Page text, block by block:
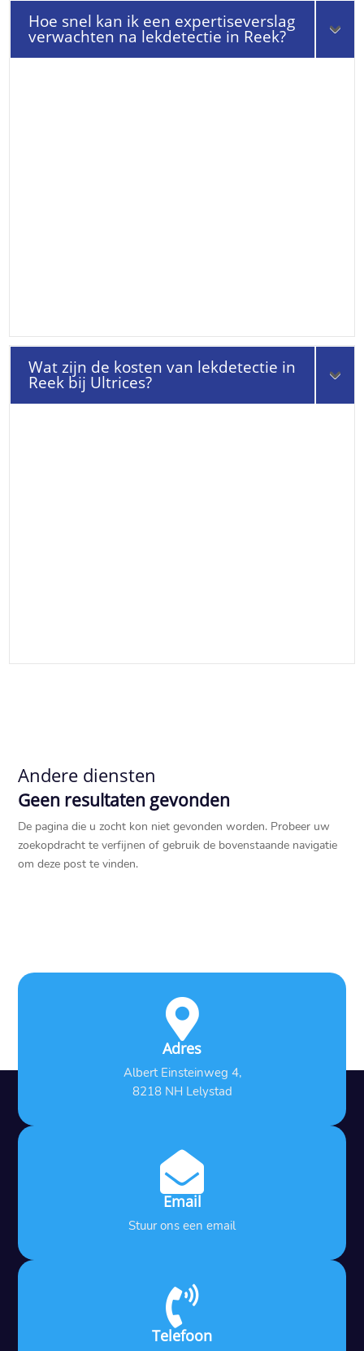
Hoe snel kan ik een expertiseverslag
verwachten na lekdetectie in Reek?
Wat zijn de kosten van lekdetectie in
Reek bij Ultrices?
Andere diensten
Geen resultaten gevonden
De pagina die u zocht kon niet gevonden worden. Probeer uw
zoekopdracht te verfijnen of gebruik de bovenstaande navigatie
om deze post te vinden.

Adres
Albert Einsteinweg 4,
8218 NH Lelystad

Email
Stuur ons een email

Telefoon